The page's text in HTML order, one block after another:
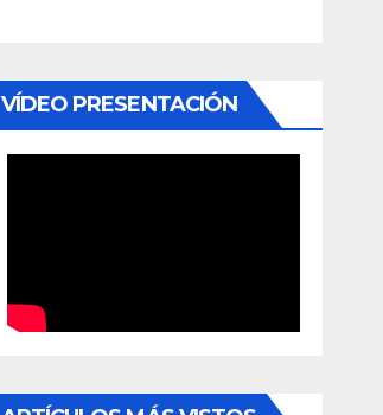
VÍDEO PRESENTACIÓN